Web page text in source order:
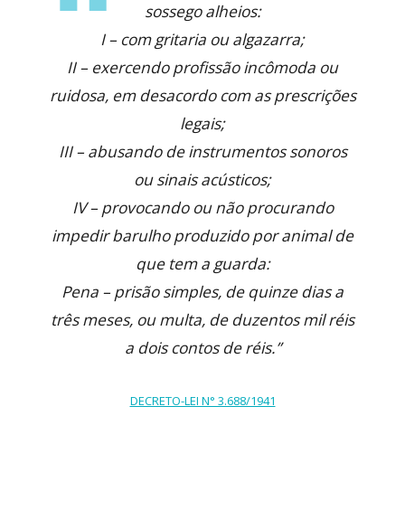
sossego alheios:
I – com gritaria ou algazarra;
II – exercendo profissão incômoda ou
ruidosa, em desacordo com as prescrições
legais;
III – abusando de instrumentos sonoros
ou sinais acústicos;
IV – provocando ou não procurando
impedir barulho produzido por animal de
que tem a guarda:
Pena – prisão simples, de quinze dias a
três meses, ou multa, de duzentos mil réis
a dois contos de réis.”
DECRETO-LEI N° 3.688/1941